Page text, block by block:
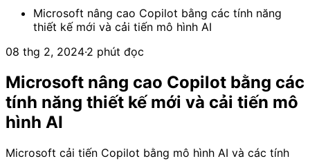
Microsoft nâng cao Copilot bằng các tính năng
thiết kế mới và cải tiến mô hình AI
08 thg 2, 2024·2 phút đọc
Microsoft nâng cao Copilot bằng các
tính năng thiết kế mới và cải tiến mô
hình AI
Microsoft cải tiến Copilot bằng mô hình AI và các tính